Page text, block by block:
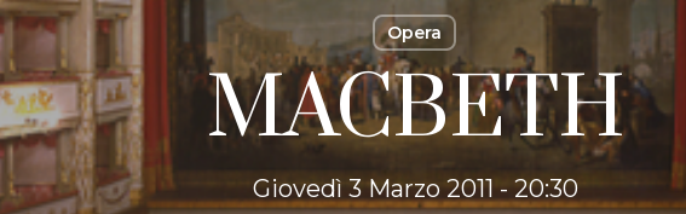
ARCHIVIO SPETTACOLI
(DAL 2023/’24)
(FINO AL 2022/’23)
Opera
MACBETH
Giovedì 3 Marzo 2011 - 20:30